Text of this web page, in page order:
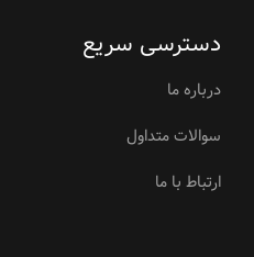
دسترسی سریع
درباره ما
سوالات متداول
ارتباط با ما